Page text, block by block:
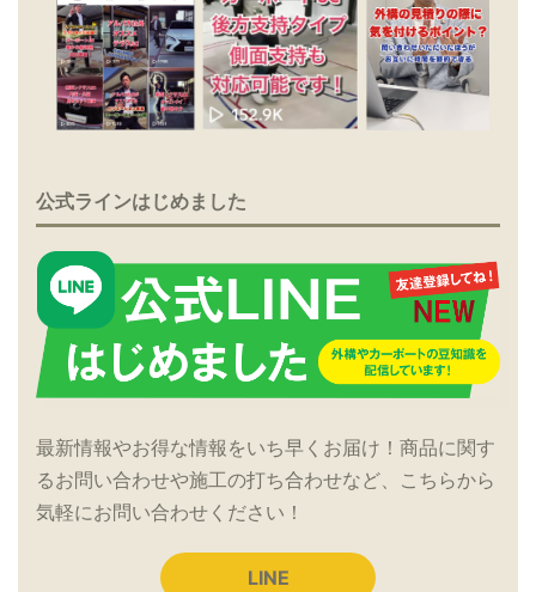
公式ラインはじめました
最新情報やお得な情報をいち早くお届け！商品に関す
るお問い合わせや施工の打ち合わせなど、こちらから
気軽にお問い合わせください！
LINE